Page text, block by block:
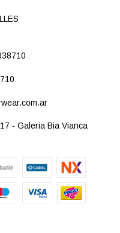
- Galeria Bia Vianca